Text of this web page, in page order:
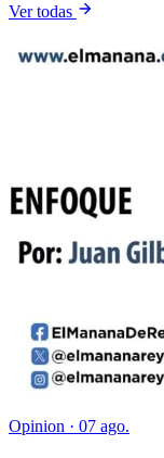
Ver todas
Opinion · 07 ago.